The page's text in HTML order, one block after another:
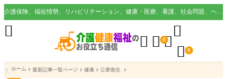
介護保険、福祉情勢、リハビリテーション、健康・医療、看護、社会問題、ヘルスケア業界など様々な切り口から役立つ情報を配信。
  0

 0

 ホーム 最新記事一覧ページ 健康 公衆衛生